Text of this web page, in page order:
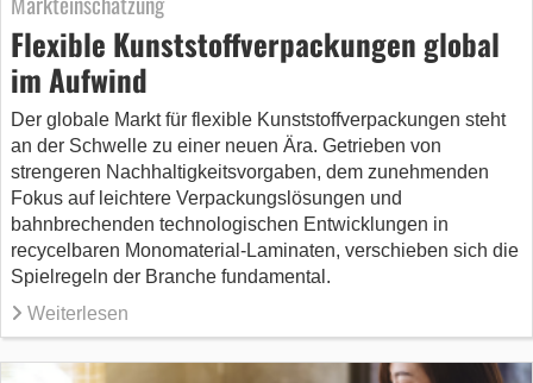
Flexible Kunststoffverpackungen global
im Aufwind
Der globale Markt für flexible Kunststoffverpackungen steht
an der Schwelle zu einer neuen Ära. Getrieben von
strengeren Nachhaltigkeitsvorgaben, dem zunehmenden
Fokus auf leichtere Verpackungslösungen und
bahnbrechenden technologischen Entwicklungen in
recycelbaren Monomaterial-Laminaten, verschieben sich die
Spielregeln der Branche fundamental.
Weiterlesen